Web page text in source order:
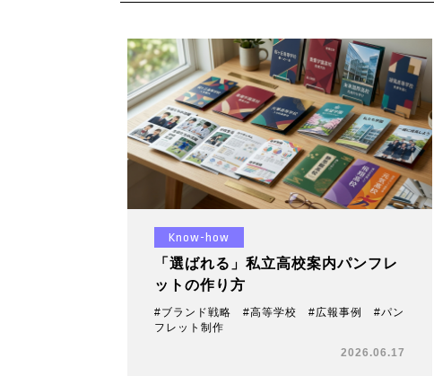
Know-how
「選ばれる」私立高校案内パンフレ
ットの作り方
#ブランド戦略 #高等学校 #広報事例 #パン
フレット制作
2026.06.17